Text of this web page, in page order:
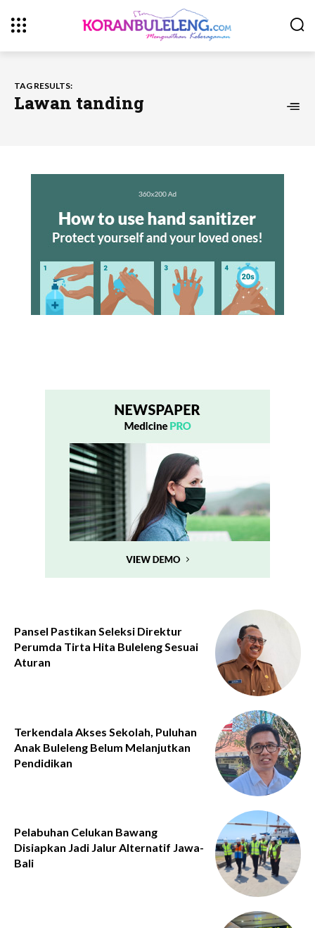
TAG RESULTS:
Lawan tanding
Pansel Pastikan Seleksi Direktur
Perumda Tirta Hita Buleleng Sesuai
Aturan
Terkendala Akses Sekolah, Puluhan
Anak Buleleng Belum Melanjutkan
Pendidikan
Pelabuhan Celukan Bawang
Disiapkan Jadi Jalur Alternatif Jawa-
Bali